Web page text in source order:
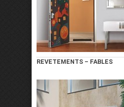
REVETEMENTS – FABLES